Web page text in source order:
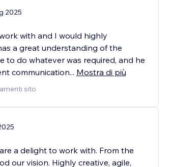
2025
with and I would highly
a great understanding of the
to do whatever was required, and he
communication... Mostra di più
sito
a delight to work with. From the
our vision. Highly creative, agile,